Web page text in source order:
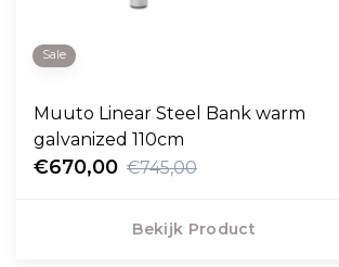
Sale
Muuto Linear Steel Bank warm
galvanized 110cm
€670,00 €745,00
Bekijk Product